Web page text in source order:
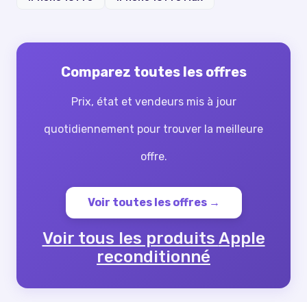
Comparez toutes les offres
Prix, état et vendeurs mis à jour
quotidiennement pour trouver la meilleure
offre.
Voir toutes les offres →
Voir tous les produits Apple
reconditionné